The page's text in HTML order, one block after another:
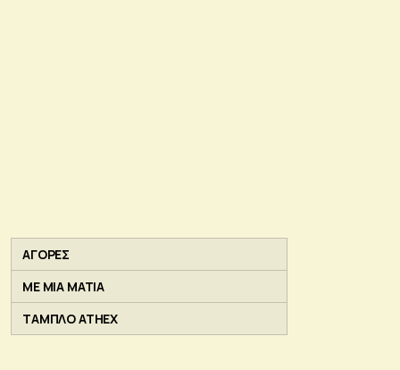
ΑΓΟΡΕΣ
ΜΕ ΜΙΑ ΜΑΤΙΑ
ΤΑΜΠΛΟ ATHEX